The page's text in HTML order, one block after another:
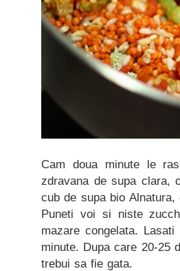
Cam doua minute le
zdravana de supa clara,
cub de supa bio
Puneti voi si niste
mazare congelata.
minute. Dupa care 20-25
trebui sa fie gata.